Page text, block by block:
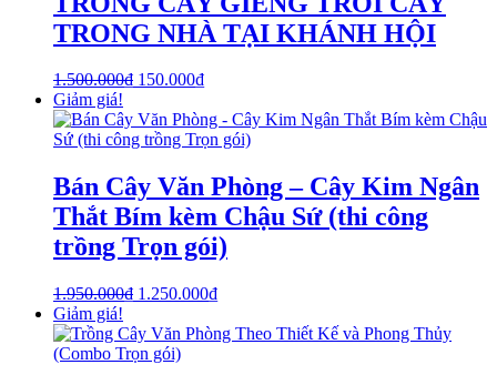
TRONG NHÀ TẠI KHÁNH HỘI
1.500.000₫ 150.000₫
Giảm giá!
Bán Cây Văn Phòng – Cây Kim Ngân
Thắt Bím kèm Chậu Sứ (thi công
trồng Trọn gói)
1.950.000₫ 1.250.000₫
Giảm giá!